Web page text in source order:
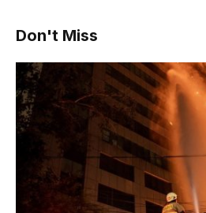
Don't Miss